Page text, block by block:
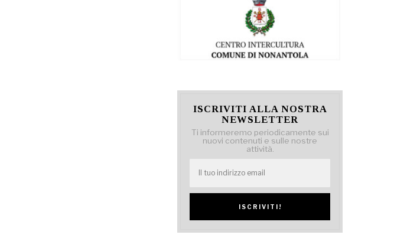
ISCRIVITI ALLA NOSTRA
NEWSLETTER
Ti informeremo periodicamente sui
nuovi contenuti e sulle nostre
attività.